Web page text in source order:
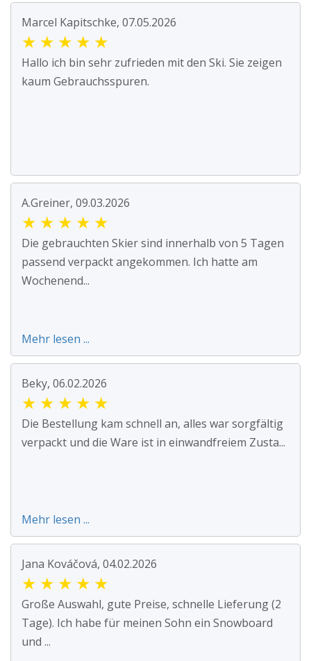
Marcel Kapitschke, 07.05.2026
★ ★ ★ ★ ★
Hallo ich bin sehr zufrieden mit den Ski. Sie zeigen
kaum Gebrauchsspuren.
A.Greiner, 09.03.2026
★ ★ ★ ★ ★
Die gebrauchten Skier sind innerhalb von 5 Tagen
passend verpackt angekommen. Ich hatte am
Wochenend...
Mehr lesen ...
Beky, 06.02.2026
★ ★ ★ ★ ★
Die Bestellung kam schnell an, alles war sorgfältig
verpackt und die Ware ist in einwandfreiem Zusta...
Mehr lesen ...
Jana Kováčová, 04.02.2026
★ ★ ★ ★ ★
Große Auswahl, gute Preise, schnelle Lieferung (2
Tage). Ich habe für meinen Sohn ein Snowboard
und ...